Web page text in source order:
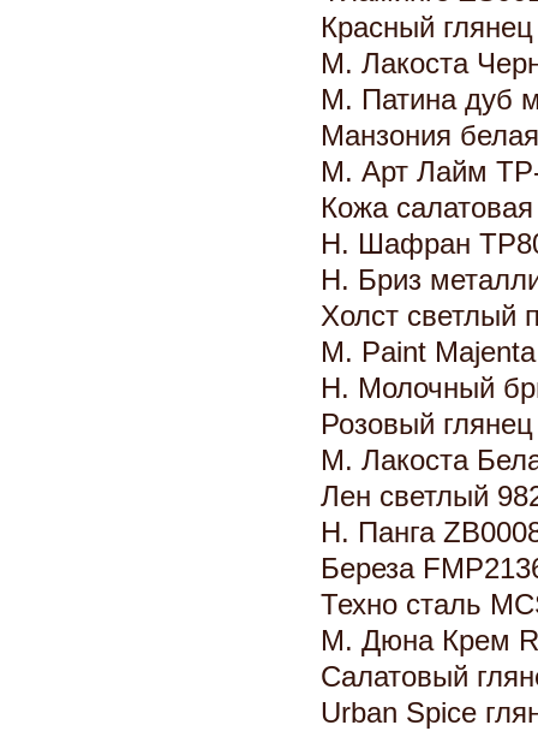
Красный
М. Лакоста
М. Патина дуб
Манзония
М. Арт Лайм
Кожа
Н. Шафран
Н. Бриз
Холст светлый
М. Paint
Н. Молочный
Розовый
М. Лакоста
Лен светлый
Н. Панга
Береза
Техно сталь
М. Дюна Крем
Салатовый
Urban Spice